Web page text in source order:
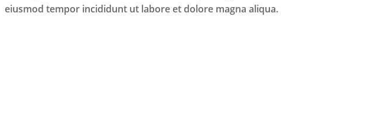
eiusmod tempor incididunt ut labore et dolore magna aliqua.